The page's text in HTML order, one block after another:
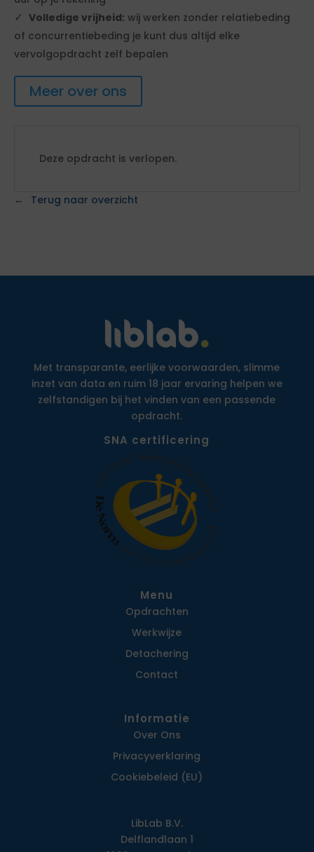
Volledige vrijheid: wij werken zonder relatiebeding
of concurrentiebeding je kunt dus altijd elke
vervolgopdracht zelf bepalen
Meer over ons
Deze opdracht is verlopen.
Terug naar overzicht
Met transparante, eerlijke voorwaarden, slimme
inzet van data en ruim 18 jaar ervaring helpen we
zelfstandigen bij het vinden van een passende
opdracht.
SNA certificering
Menu
Opdrachten
Werkwijze
Detachering
Contact
Informatie
Over Ons
Privacy­verklaring
Cookiebeleid (EU)
LibLab B.V.
Delflandlaan 1